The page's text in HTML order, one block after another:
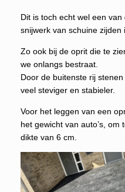
Dit is toch echt wel een
snijwerk van schuine zijden
Zo ook bij de oprit die te
we onlangs bestraat.
Door de buitenste rij
veel steviger en stabieler.
Voor het leggen van een
het gewicht van auto’s,
dikte van 6 cm.